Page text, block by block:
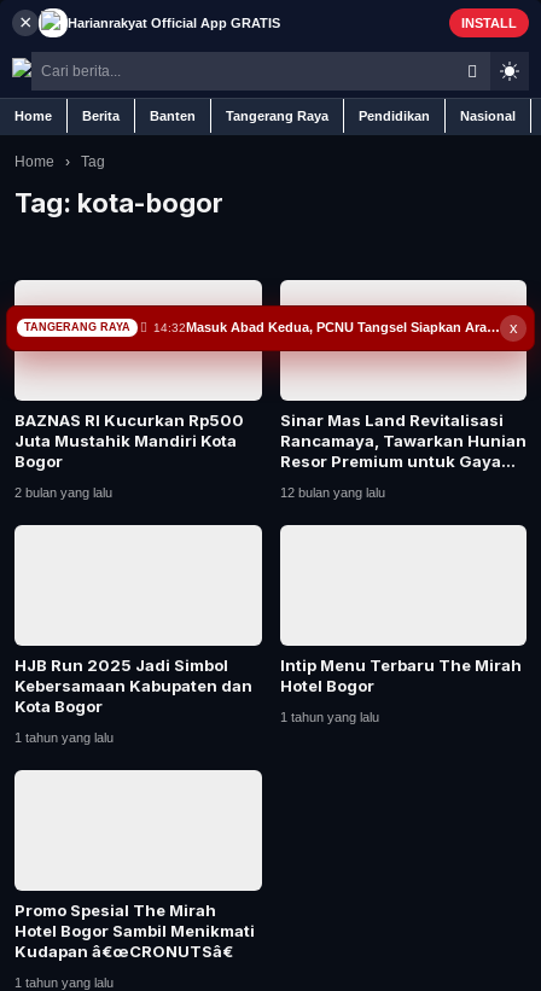
× Harianrakyat Official App GRATIS INSTALL
Home Berita Banten Tangerang Raya Pendidikan Nasional
Berita
Iklan
Contact
Banten
Nasional
Politik
Home › Tag
Tag: kota-bogor
BAZNAS RI Kucurkan Rp500
Juta Mustahik Mandiri Kota
Bogor
2 bulan yang lalu
Sinar Mas Land Revitalisasi
Rancamaya, Tawarkan Hunian
Resor Premium untuk Gaya
12 bulan yang lalu
HJB Run 2025 Jadi Simbol
Kebersamaan Kabupaten dan
Kota Bogor
1 tahun yang lalu
Intip Menu Terbaru The Mirah
Hotel Bogor
1 tahun yang lalu
Promo Spesial The Mirah
Hotel Bogor Sambil Menikmati
Kudapan â€œCRONUTSâ€
1 tahun yang lalu
x
TANGERANG RAYA 14:32 Masuk Abad Kedua, PCNU Tangsel Siapkan Arah 20 Tahun: Fokus Jam’iyah, Jamaah dan Peradaban